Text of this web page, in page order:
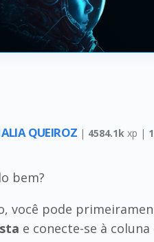
QUEIROZ | 4584.1k xp |
bem?
você pode
e conecte-se à